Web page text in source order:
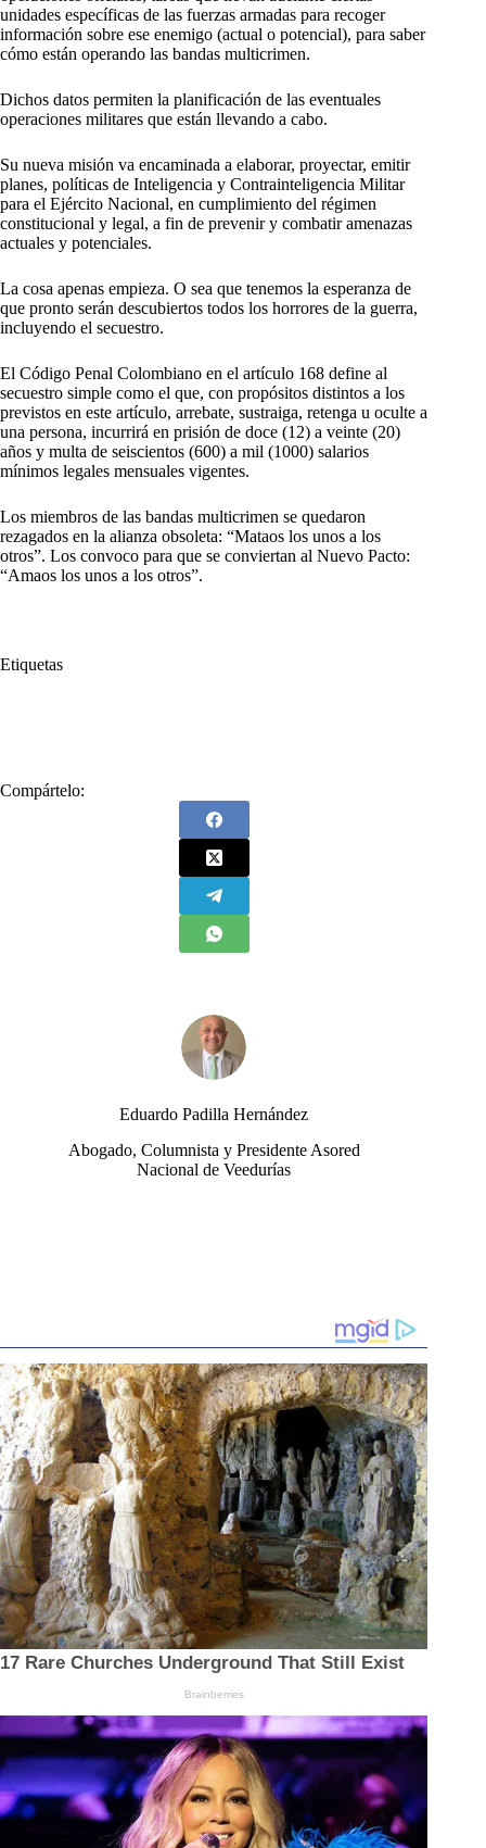
unidades específicas de las fuerzas armadas para recoger
información sobre ese enemigo (actual o potencial), para saber
cómo están operando las bandas multicrimen.
Dichos datos permiten la planificación de las eventuales
operaciones militares que están llevando a cabo.
Su nueva misión va encaminada a elaborar, proyectar, emitir
planes, políticas de Inteligencia y Contrainteligencia Militar
para el Ejército Nacional, en cumplimiento del régimen
constitucional y legal, a fin de prevenir y combatir amenazas
actuales y potenciales.
La cosa apenas empieza. O sea que tenemos la esperanza de
que pronto serán descubiertos todos los horrores de la guerra,
incluyendo el secuestro.
El Código Penal Colombiano en el artículo 168 define al
secuestro simple como el que, con propósitos distintos a los
previstos en este artículo, arrebate, sustraiga, retenga u oculte a
una persona, incurrirá en prisión de doce (12) a veinte (20)
años y multa de seiscientos (600) a mil (1000) salarios
mínimos legales mensuales vigentes.
Los miembros de las bandas multicrimen se quedaron
rezagados en la alianza obsoleta: “Mataos los unos a los
otros”. Los convoco para que se conviertan al Nuevo Pacto:
“Amaos los unos a los otros”.
Etiquetas
Compártelo:
Eduardo Padilla Hernández
Abogado, Columnista y Presidente Asored
Nacional de Veedurías